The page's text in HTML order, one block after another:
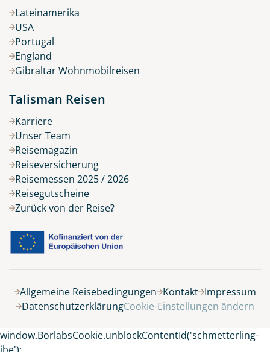
8 Tage
Belegung
Lateinamerika
USA
Portugal
England
Gibraltar Wohnmobilreisen
Talisman Reisen
Karriere
Unser Team
Reisemagazin
Reiseversicherung
Reisemessen 2025 / 2026
Reisegutscheine
Zurück von der Reise?
Allgemeine Reisebedingungen Kontakt Impressum
DatenschutzerklärungCookie-Einstellungen ändern
window.BorlabsCookie.unblockContentId('schmetterling-